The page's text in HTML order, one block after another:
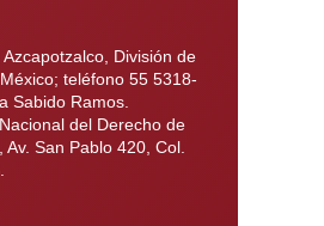
División de
teléfono 55 5318-
Sabido Ramos.
del Derecho de
San Pablo 420, Col.